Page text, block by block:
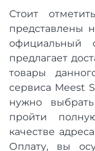
Стоит
представлены
официальный
предлагает
товары
сервиса Meest
нужно
пройти
качестве
Оплату, вы